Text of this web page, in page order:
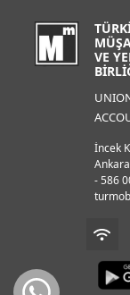
VE
İncek
- 586